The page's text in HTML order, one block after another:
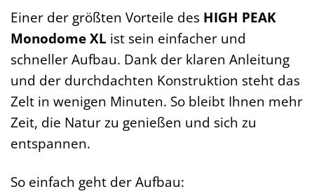
Einer der größten Vorteile des HIGH PEAK
Monodome XL ist sein einfacher und
schneller Aufbau. Dank der klaren Anleitung
und der durchdachten Konstruktion steht das
Zelt in wenigen Minuten. So bleibt Ihnen mehr
Zeit, die Natur zu genießen und sich zu
entspannen.
So einfach geht der Aufbau: